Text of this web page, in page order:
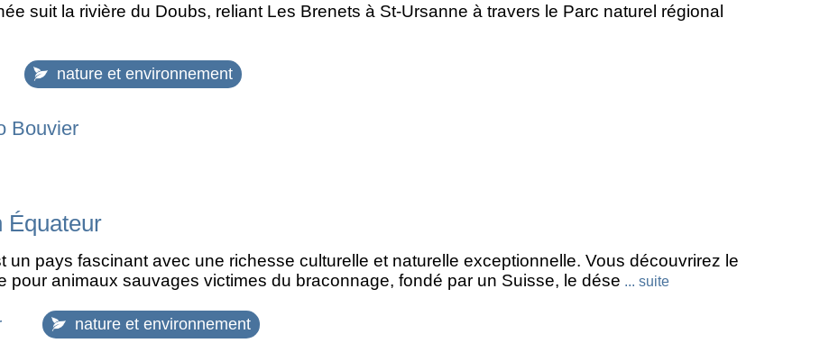
suit la rivière du Doubs, reliant Les Brenets à St-Ursanne à travers le Parc naturel régional
nature et environnement
Bouvier
Équateur
un pays fascinant avec une richesse culturelle et naturelle exceptionnelle. Vous découvrirez le
pour animaux sauvages victimes du braconnage, fondé par un Suisse, le dése ... suite
nature et environnement